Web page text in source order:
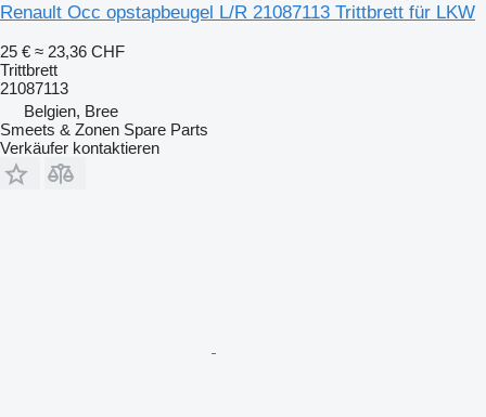
Renault Occ opstapbeugel L/R 21087113 Trittbrett für LKW
25 € ≈ 23,36 CHF
Trittbrett
21087113
Belgien, Bree
Smeets & Zonen Spare Parts
Verkäufer kontaktieren